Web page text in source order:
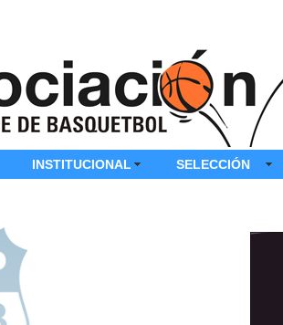
INSTITUCIONAL SELECCIÓN